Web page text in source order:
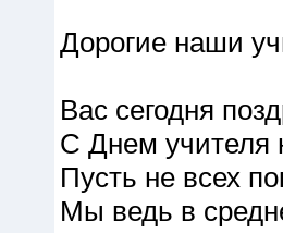
Дорогие наши
Вас сегодня
С Днем учителя
Пусть не всех
Мы ведь в